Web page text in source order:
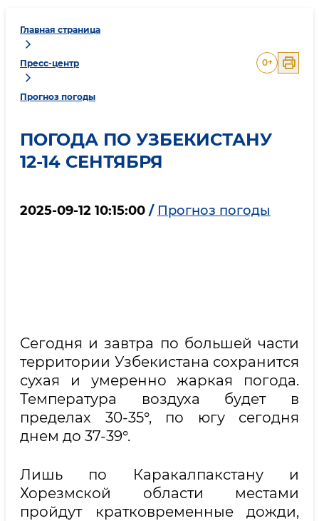
Главная страница
Пресс-центр
Прогноз погоды
0+
ПОГОДА ПО УЗБЕКИСТАНУ
12-14 СЕНТЯБРЯ
2025-09-12 10:15:00 / Прогноз погоды
Сегодня и завтра по большей части
территории Узбекистана сохранится
сухая и умеренно жаркая погода.
Температура воздуха будет в
пределах 30-35°, по югу сегодня
днем до 37-39°.
Лишь по Каракалпакстану и
Хорезмской области местами
пройдут кратковременные дожди,